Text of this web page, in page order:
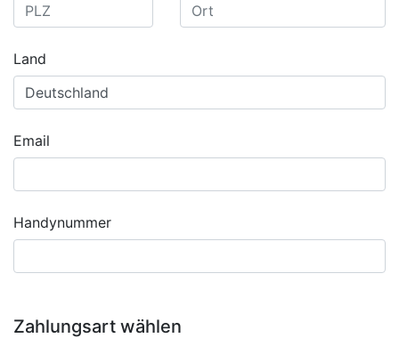
Land
Email
Handynummer
Zahlungsart wählen